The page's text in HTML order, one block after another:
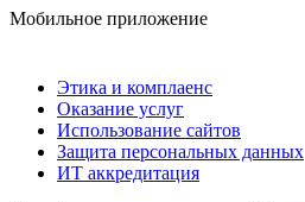
Мобильное приложение
Этика и комплаенс
Оказание услуг
Использование сайтов
Защита персональных данных
ИТ аккредитация